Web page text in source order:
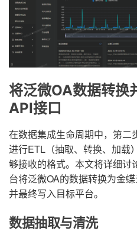
将泛微OA数据转换
API接口
在数据集成生命周期中，第二
进行ETL（抽取、转换、加载
够接收的格式。本文将详细讨
台将泛微OA的数据转换为金
并最终写入目标平台。
数据抽取与清洗